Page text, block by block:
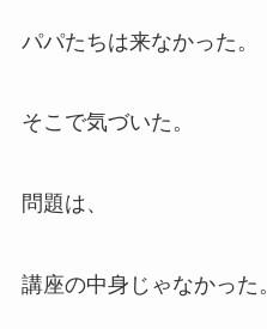
パパたちは来なかった。
そこで気づいた。
問題は、
講座の中身じゃなかった。